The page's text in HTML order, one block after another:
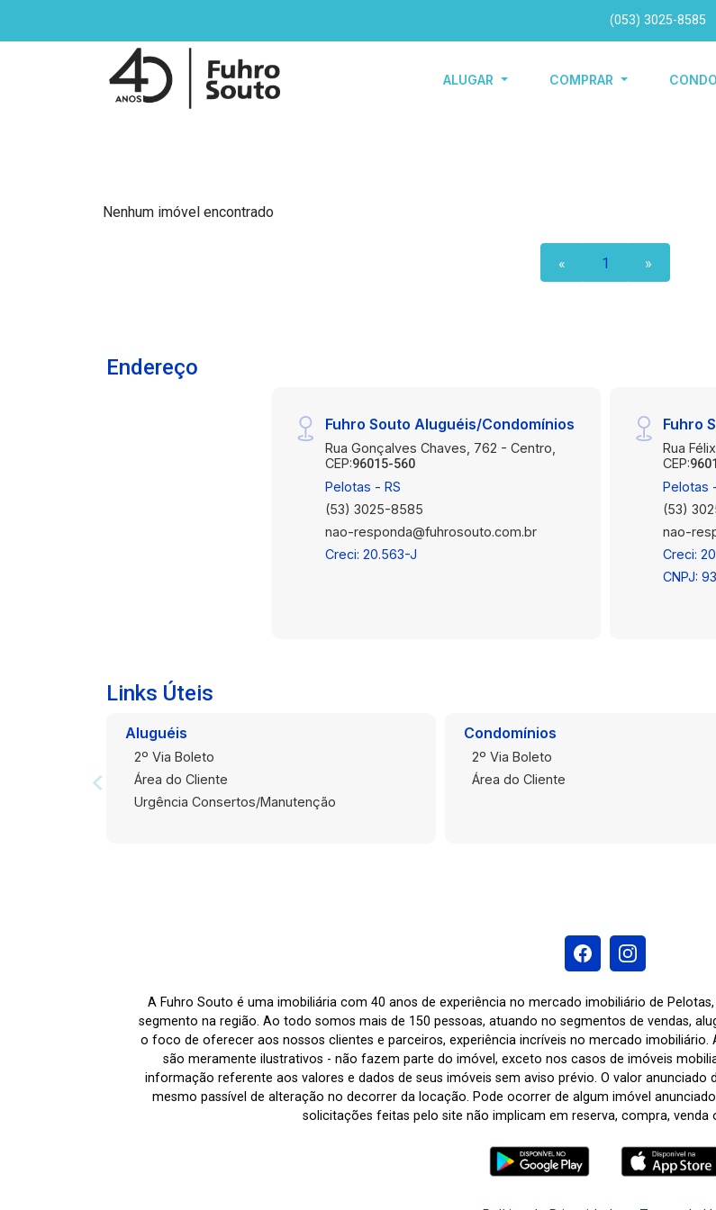
(053) 3025-8585
ALUGAR COMPRAR
Nenhum imóvel encontrado
« 1 »
Endereço
Fuhro Souto Aluguéis/Condomínios
Rua Gonçalves Chaves, 762 - Centro,
CEP:96015-560
Pelotas - RS
(53) 3025-8585
nao-responda@fuhrosouto.com.br
Creci: 20.563-J
Fuhro
Rua
CEP:
Pelotas
(53)
nao-
Creci:
CNPJ:
Links Úteis
Aluguéis
2º Via Boleto
Área do Cliente
Urgência Consertos/Manutenção
Condomínios
2º Via Boleto
Área do Cliente
A Fuhro Souto é uma imobiliária com 40 anos de experiência no mercado imobiliário de
segmento na região. Ao todo somos mais de 150 pessoas, atuando no segmentos de vendas,
o foco de oferecer aos nossos clientes e parceiros, experiência incríveis no mercado
são meramente ilustrativos - não fazem parte do imóvel, exceto nos casos de imóveis
informação referente aos valores e dados de seus imóveis sem aviso prévio. O valor
mesmo passível de alteração no decorrer da locação. Pode ocorrer de algum imóvel
solicitações feitas pelo site não implicam em reserva, compra, venda